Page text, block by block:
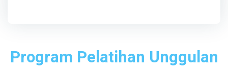
Program Pelatihan Unggulan